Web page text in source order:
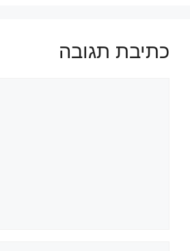
כתיבת תגובה